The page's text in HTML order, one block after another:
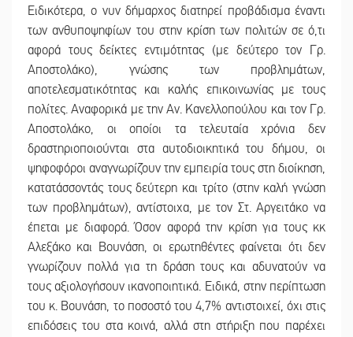
Ειδικότερα, ο νυν δήμαρχος διατηρεί προβάδισμα έναντι
των ανθυποψηφίων του στην κρίση των πολιτών σε ό,τι
αφορά τους δείκτες εντιμότητας (με δεύτερο τον Γρ.
Αποστολάκο), γνώσης των προβλημάτων,
αποτελεσματικότητας και καλής επικοινωνίας με τους
πολίτες. Αναφορικά με την Αν. Κανελλοπούλου και τον Γρ.
Αποστολάκο, oι οποίοι τα τελευταία χρόνια δεν
δραστηριοποιούνται στα αυτοδιοικητικά του δήμου, οι
ψηφοφόροι αναγνωρίζουν την εμπειρία τους στη διοίκηση,
κατατάσσοντάς τους δεύτερη και τρίτο (στην καλή γνώση
των προβλημάτων), αντίστοιχα, με τον Στ. Αργειτάκο να
έπεται με διαφορά. Όσον αφορά την κρίση για τους κκ
Αλεξάκο και Βουνάση, οι ερωτηθέντες φαίνεται ότι δεν
γνωρίζουν πολλά για τη δράση τους και αδυνατούν να
τους αξιολογήσουν ικανοποιητικά. Ειδικά, στην περίπτωση
του κ. Βουνάση, το ποσοστό του 4,7% αντιστοιχεί, όχι στις
επιδόσεις του στα κοινά, αλλά στη στήριξη που παρέχει